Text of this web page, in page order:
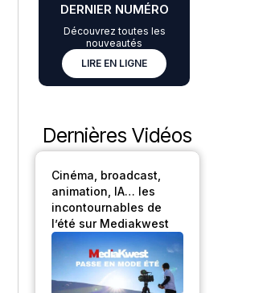
DERNIER NUMÉRO
Découvrez toutes les
nouveautés
LIRE EN LIGNE
Dernières Vidéos
Cinéma, broadcast,
animation, IA… les
incontournables de
l’été sur Mediakwest